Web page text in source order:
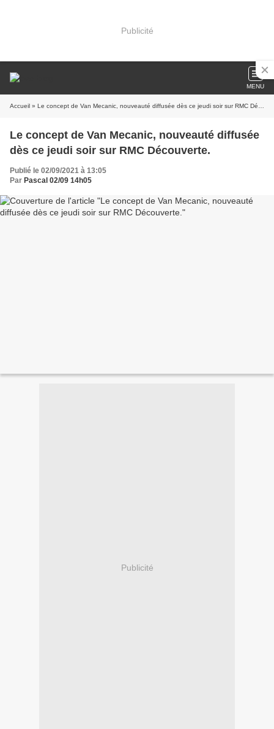
Publicité
MENU
Accueil » Le concept de Van Mecanic, nouveauté diffusée dès ce jeudi soir sur RMC Découverte.
Le concept de Van Mecanic, nouveauté diffusée
dès ce jeudi soir sur RMC Découverte.
Publié le 02/09/2021 à 13:05
Par Pascal 02/09 14h05
Publicité